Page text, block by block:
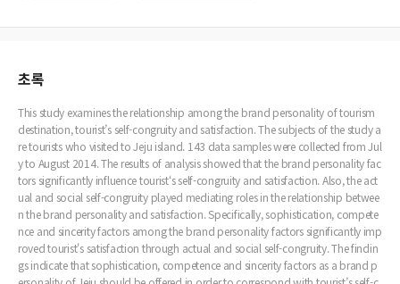
초록
This study examines the relationship among the brand personality of tourism
destination, tourist’s self-congruity and satisfaction. The subjects of the study a
re tourists who visited to Jeju island. 143 data samples were collected from Jul
y to August 2014. The results of analysis showed that the brand personality fac
tors significantly influence tourist‘s self-congruity and satisfaction. Also, the act
ual and social self-congruity played mediating roles in the relationship betwee
n the brand personality and satisfaction. Specifically, sophistication, compete
nce and sincerity factors among the brand personality factors significantly imp
roved tourist's satisfaction through actual and social self-congruity. The findin
gs indicate that sophistication, competence and sincerity factors as a brand p